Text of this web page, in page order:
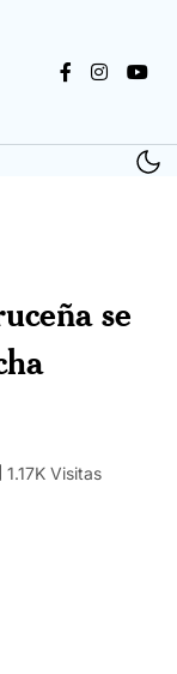
se
1.17K Visitas